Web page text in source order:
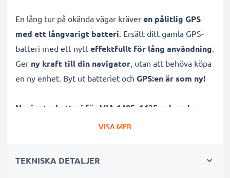
En lång tur på okända vägar kräver en pålitlig GPS
med ett långvarigt batteri. Ersätt ditt gamla GPS-
batteri med ett nytt effektfullt för lång användning.
Ger ny kraft till din navigator, utan att behöva köpa
en ny enhet. Byt ut batteriet och GPS:en är som ny!
Navigatorbatteri för VIA 1405, 1435 och andra
från CELLONIC hjälper dig på vägen oberoende om du
frihet, även utan strömkälla. Kan även agera
VISA MER
TEKNISKA DETALJER